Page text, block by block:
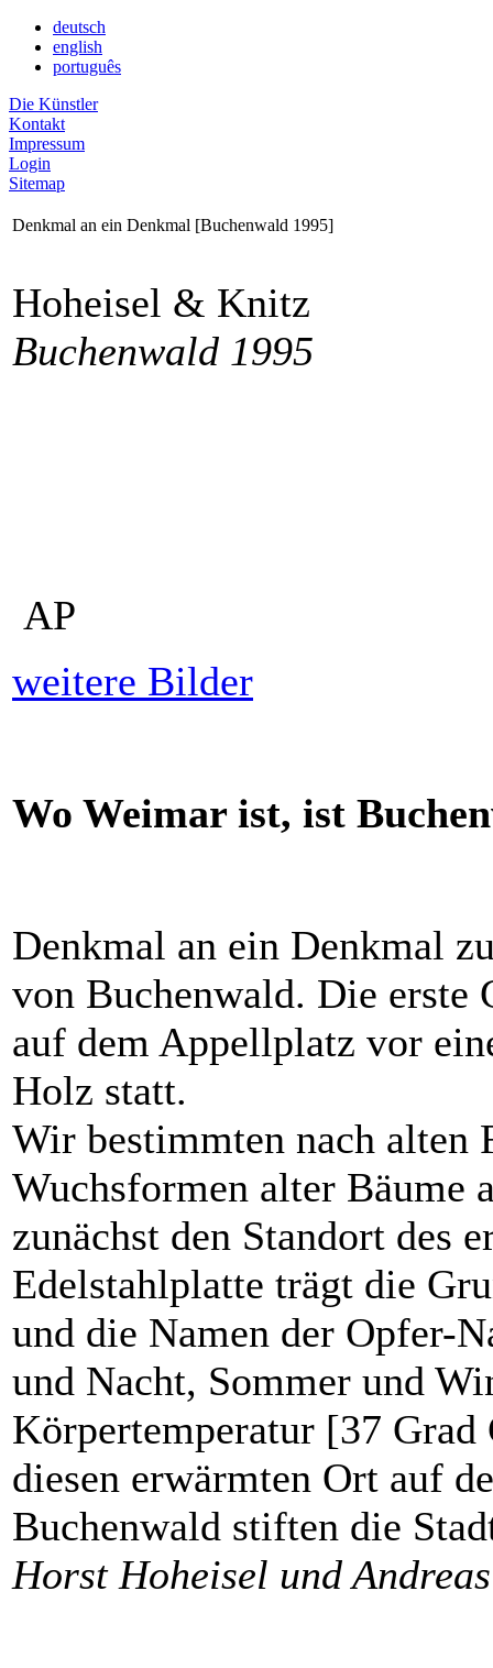
deutsch
english
português
Die Künstler
Kontakt
Impressum
Login
Sitemap
Denkmal an ein Denkmal [Buchenwald 1995]
Hoheisel & Knitz
Buchenwald 1995
AP
weitere Bilder
Wo Weimar ist, ist
Denkmal an ein Denkmal
von Buchenwald. Die erste
auf dem Appellplatz vor
Holz statt.
Wir bestimmten nach alten
Wuchsformen alter Bäume
zunächst den Standort des
Edelstahlplatte trägt die
und die Namen der Opfer-
und Nacht, Sommer und
Körpertemperatur [37
diesen erwärmten Ort auf
Buchenwald stiften die
Horst Hoheisel und